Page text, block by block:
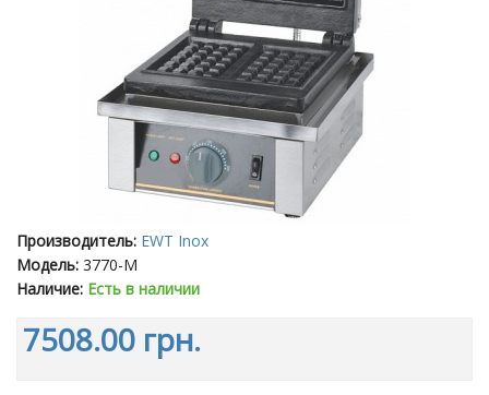
Производитель: EWT Inox
Модель: 3770-M
Наличие: Есть в наличии
7508.00 грн.